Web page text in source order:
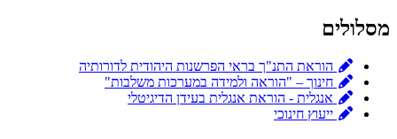
מסלולים
הוראת התנ"ך בראי הפרשנות היהודית לדורותיה
חינוך – "הוראה ולמידה במערכות משלבות"
אנגלית - הוראת אנגלית בעידן הדיגיטלי
ייעוץ חינוכי